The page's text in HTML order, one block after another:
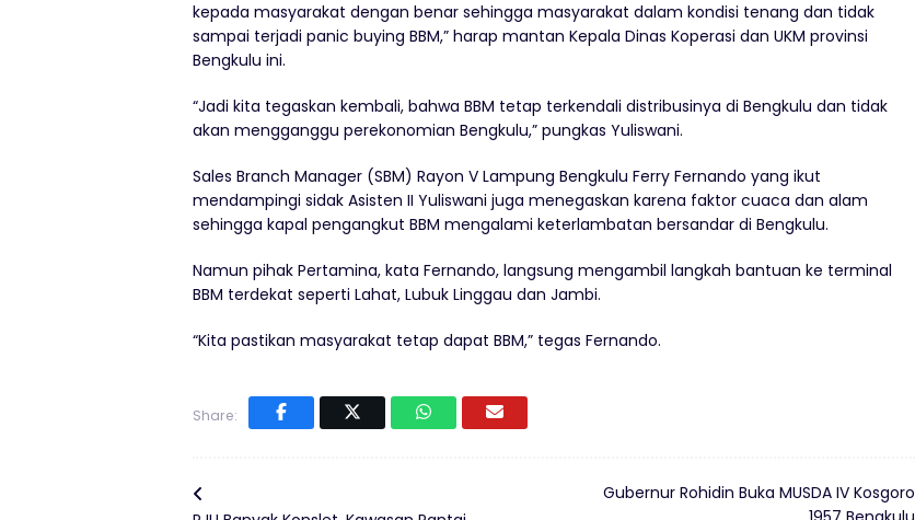
kepada masyarakat dengan benar sehingga masyarakat dalam kondisi tenang dan tidak
sampai terjadi panic buying BBM,” harap mantan Kepala Dinas Koperasi dan UKM provinsi
Bengkulu ini.
“Jadi kita tegaskan kembali, bahwa BBM tetap terkendali distribusinya di Bengkulu dan tidak
akan mengganggu perekonomian Bengkulu,” pungkas Yuliswani.
Sales Branch Manager (SBM) Rayon V Lampung Bengkulu Ferry Fernando yang ikut
mendampingi sidak Asisten II Yuliswani juga menegaskan karena faktor cuaca dan alam
sehingga kapal pengangkut BBM mengalami keterlambatan bersandar di Bengkulu.
Namun pihak Pertamina, kata Fernando, langsung mengambil langkah bantuan ke terminal
BBM terdekat seperti Lahat, Lubuk Linggau dan Jambi.
“Kita pastikan masyarakat tetap dapat BBM,” tegas Fernando.
Share:
Gubernur Rohidin Buka MUSDA IV Kosgoro